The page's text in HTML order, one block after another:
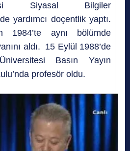
Siyasal Bilgiler
yardımcı doçentlik yaptı.
1984’te aynı bölümde
aldı. 15 Eylül 1988’de
Basın Yayın
profesör oldu.